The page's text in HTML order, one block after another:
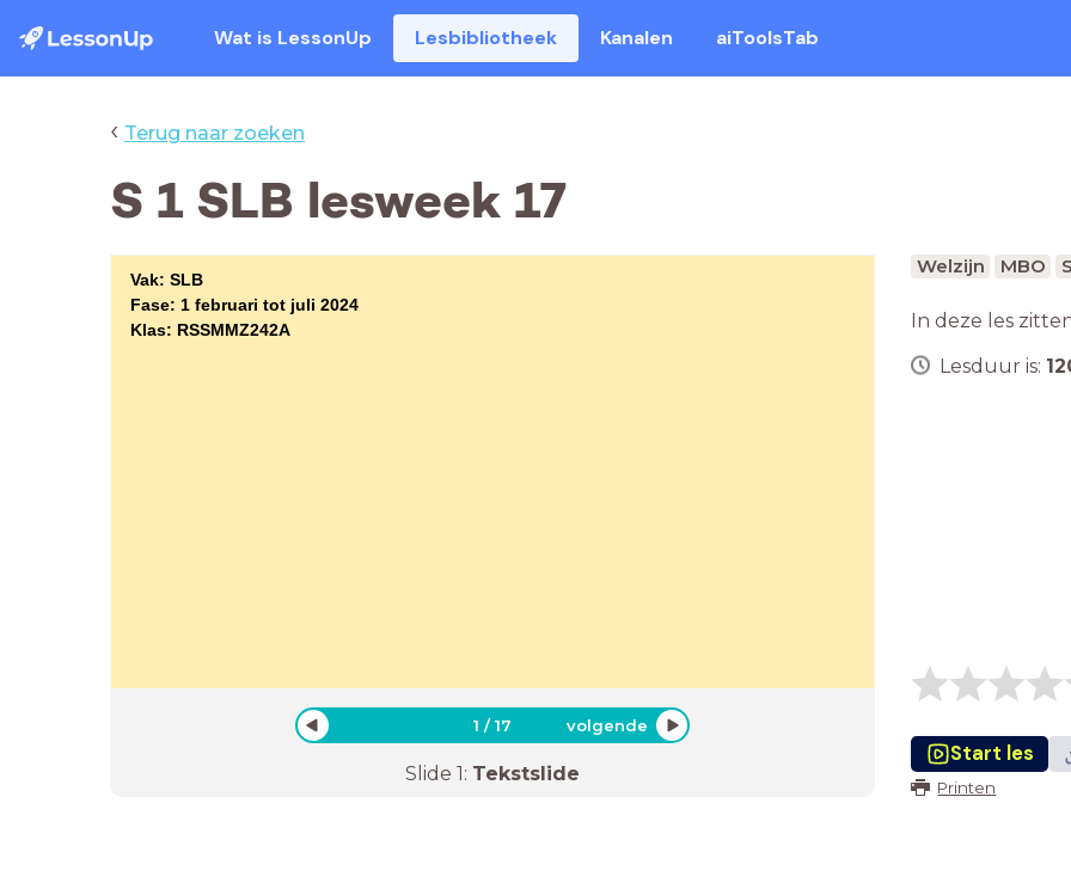
Wat is LessonUp Lesbibliotheek Kanalen aiToolsTab
‹ Terug naar zoeken
S 1 SLB lesweek 17
Vak: SLB
Fase: 1 februari tot juli 2024
Klas: RSSMMZ242A
1 /17 volgende
Slide 1: Tekstslide
Welzijn MBO
In deze les
Lesduur is:
Start les
Printen